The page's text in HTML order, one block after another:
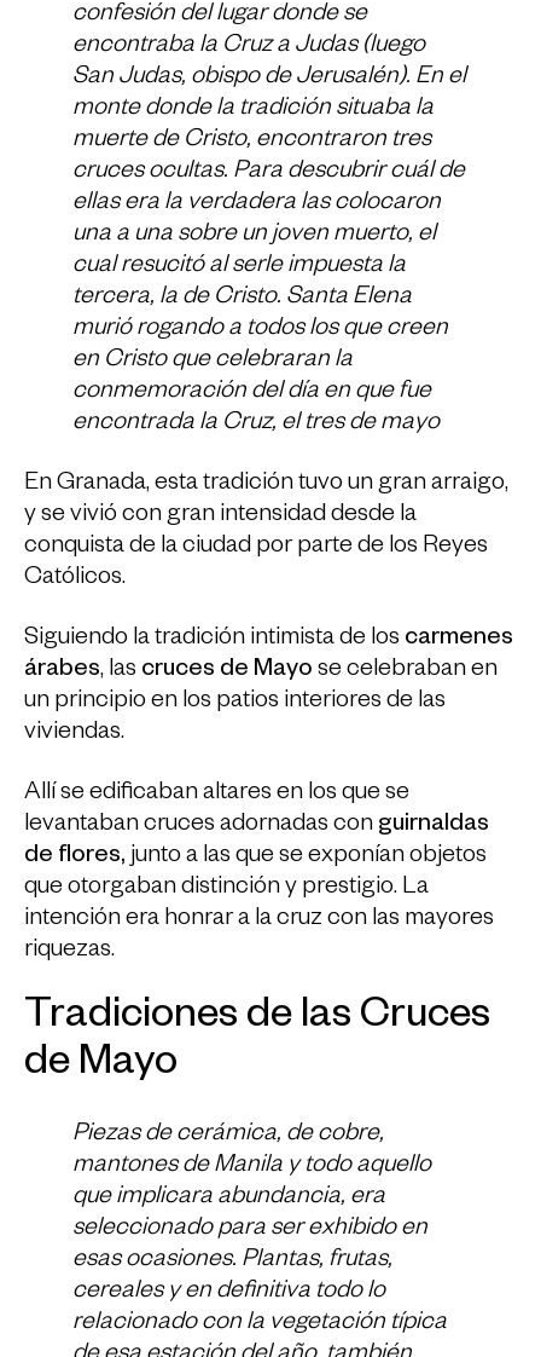
confesión del lugar donde se
encontraba la Cruz a Judas (luego
San Judas, obispo de Jerusalén). En el
monte donde la tradición situaba la
muerte de Cristo, encontraron tres
cruces ocultas. Para descubrir cuál de
ellas era la verdadera las colocaron
una a una sobre un joven muerto, el
cual resucitó al serle impuesta la
tercera, la de Cristo. Santa Elena
murió rogando a todos los que creen
en Cristo que celebraran la
conmemoración del día en que fue
encontrada la Cruz, el tres de mayo
En Granada, esta tradición tuvo un gran arraigo,
y se vivió con gran intensidad desde la
conquista de la ciudad por parte de los Reyes
Católicos.
Siguiendo la tradición intimista de los carmenes
árabes, las cruces de Mayo se celebraban en
un principio en los patios interiores de las
viviendas.
Allí se edificaban altares en los que se
levantaban cruces adornadas con guirnaldas
de flores,junto a las que se exponían objetos
que otorgaban distinción y prestigio. La
intención era honrar a la cruz con las mayores
riquezas.
Tradiciones de las Cruces
de Mayo
Piezas de cerámica, de cobre,
mantones de Manila y todo aquello
que implicara abundancia, era
seleccionado para ser exhibido en
esas ocasiones. Plantas, frutas,
cereales y en definitiva todo lo
relacionado con la vegetación típica